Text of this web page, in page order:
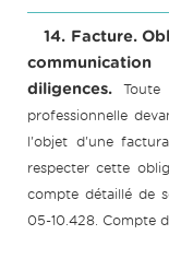
14. Facture.
diligences.
professionnelle
l'objet d'une
respecter cette
compte détaillé de
05-10.428. Compte